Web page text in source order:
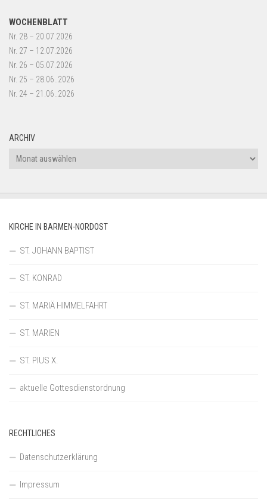
WOCHENBLATT
Nr. 28 – 20.07.2026
Nr. 27 – 12.07.2026
Nr. 26 – 05.07.2026
Nr. 25 – 28.06..2026
Nr. 24 – 21.06..2026
ARCHIV
Archiv
KIRCHE IN BARMEN-NORDOST
ST. JOHANN BAPTIST
ST. KONRAD
ST. MARIÄ HIMMELFAHRT
ST. MARIEN
ST. PIUS X.
aktuelle Gottesdienstordnung
RECHTLICHES
Datenschutzerklärung
Impressum